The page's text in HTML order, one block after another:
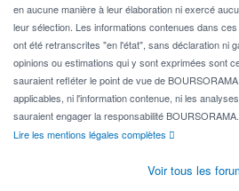
en aucune manière à leur élaboration ni exercé
leur sélection. Les informations contenues dans
ont été retranscrites "en l'état", sans déclaration ni
opinions ou estimations qui y sont exprimées sont
sauraient refléter le point de vue de
applicables, ni l'information contenue, ni les
sauraient engager la responsabilité BOURSORAMA.
Lire les mentions légales complètes
Voir tous les